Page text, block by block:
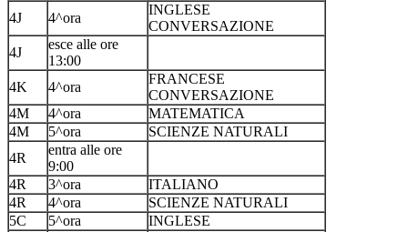
4J
4^ora
INGLESE
CONVERSAZIONE
4J
esce alle ore
13:00
4K
4^ora
FRANCESE
CONVERSAZIONE
4M
4^ora
MATEMATICA
4M
5^ora
SCIENZE NATURALI
4R
entra alle ore
9:00
4R
3^ora
ITALIANO
4R
4^ora
SCIENZE NATURALI
5C
5^ora
INGLESE